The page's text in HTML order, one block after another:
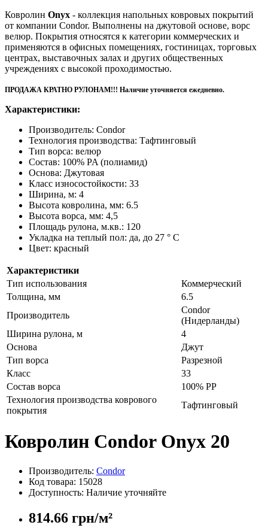
Ковролин Onyx - коллекция напольных ковровых покрытий
от компании Condor. Выполнены на джутовой основе, ворс
велюр. Покрытия относятся к категории коммерческих и
применяются в офисных помещениях, гостиницах, торговых
центрах, выставочных залах и других общественных
учреждениях с высокой проходимостью.
ПРОДАЖА КРАТНО РУЛОНАМ!!! Наличие уточняется ежедневно.
Характеристики:
Производитель: Condor
Технология производства: Тафтинговый
Тип ворса: велюр
Состав: 100% PA (полиамид)
Основа: Джутовая
Класс износостойкости: 33
Ширина, м: 4
Высота ковролина, мм: 6.5
Высота ворса, мм: 4,5
Площадь рулона, м.кв.: 120
Укладка на теплый пол: да, до 27 ° C
Цвет: красный
Характеристики
Тип использования
Коммерческий
Толщина, мм
6.5
Производитель
Condor
(Нидерланды)
Ширина рулона, м
4
Основа
Джут
Тип ворса
Разрезной
Класс
33
Состав ворса
100% PP
Технология производства коврового
покрытия
Тафтинговый
Ковролин Condor Onyx 20
Производитель: Condor
Код товара: 15028
Доступность: Наличие уточняйте
814.66 грн/м²